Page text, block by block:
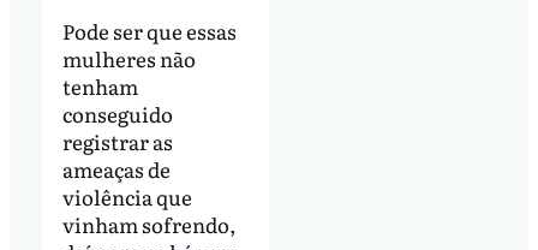
Pode ser que essas
mulheres não
tenham
conseguido
registrar as
ameaças de
violência que
vinham sofrendo,